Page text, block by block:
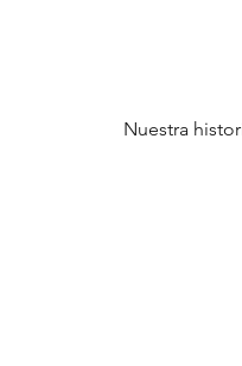
Nuestra